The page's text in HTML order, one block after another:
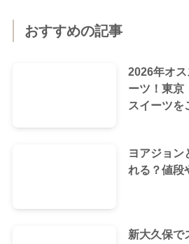
おすすめの記事
2026年オ
ーツ！東京
スイーツを
ヨアジョン
れる？値段
新大久保で